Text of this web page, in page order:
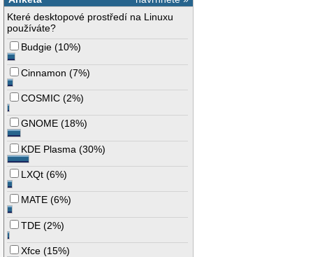
Které desktopové prostředí na Linuxu
používáte?
Budgie (10%)
Cinnamon (7%)
COSMIC (2%)
GNOME (18%)
KDE Plasma (30%)
LXQt (6%)
MATE (6%)
TDE (2%)
Xfce (15%)